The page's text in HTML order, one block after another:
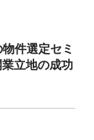
件選定セミ
立地の成功